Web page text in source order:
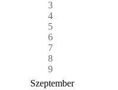
3
4
5
6
7
8
9
Szeptember